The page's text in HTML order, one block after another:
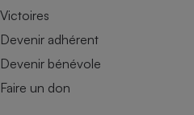
Victoires
Devenir adhérent
Devenir bénévole
Faire un don